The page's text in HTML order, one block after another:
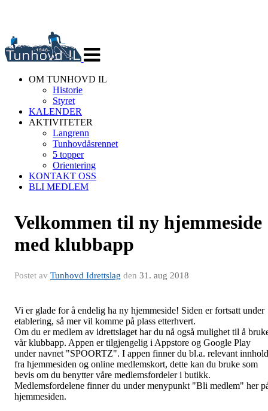
navigasjon
OM TUNHOVD IL
Historie
Styret
KALENDER
AKTIVITETER
Langrenn
Tunhovdåsrennet
5 topper
Orientering
KONTAKT OSS
BLI MEDLEM
Velkommen til ny hjemmeside
med klubbapp
Postet av Tunhovd Idrettslag den 31. aug 2018
Vi er glade for å endelig ha ny hjemmeside! Siden er fortsatt under
etablering, så mer vil komme på plass etterhvert.
Om du er medlem av idrettslaget har du nå også mulighet til å
vår klubbapp. Appen er tilgjengelig i Appstore og Google Play
under navnet "SPOORTZ". I appen finner du bl.a. relevant innhold
fra hjemmesiden og online medlemskort, dette kan du bruke som
bevis om du benytter våre medlemsfordeler i butikk.
Medlemsfordelene finner du under menypunkt "Bli medlem" her
hjemmesiden.